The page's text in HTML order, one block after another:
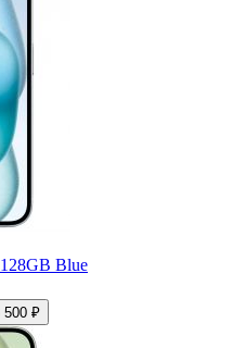
Blue
500 ₽